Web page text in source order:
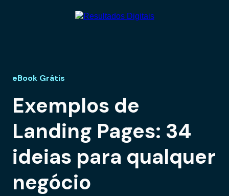
eBook Grátis
Exemplos de
Landing Pages: 34
ideias para qualquer
negócio